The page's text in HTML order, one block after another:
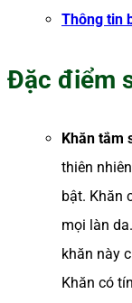
Thông tin
Đặc điểm
Khăn tắm
thiên
bật. Khăn
mọi làn
khăn này
Khăn có